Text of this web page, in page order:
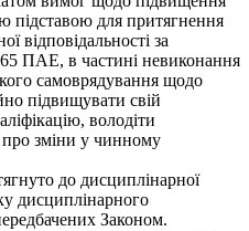
підставою для притягнення
відповідальності за
ПАЕ, в частині невиконання
самоврядування щодо
підвищувати свій
володіти
зміни у чинному
до дисциплінарної
дисциплінарного
Законом.